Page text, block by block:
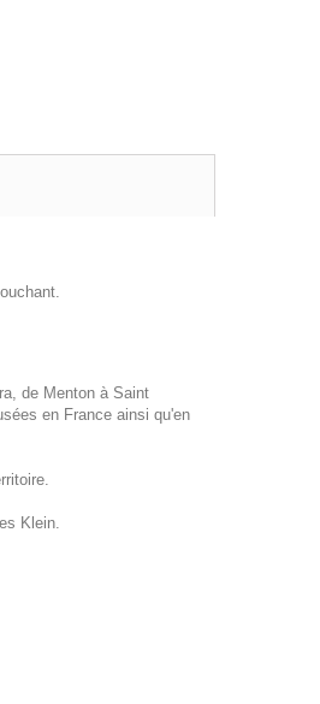
de Menton à Saint
en France ainsi qu'en
Klein.